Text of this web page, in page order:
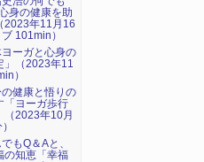
身の健康を助
2023年11月16
101min）
ーガと心身の
」（2023年11
）
健康と悟りの
「ヨーガ歩行
（2023年10月
もQ＆Aと、
の知恵「幸福